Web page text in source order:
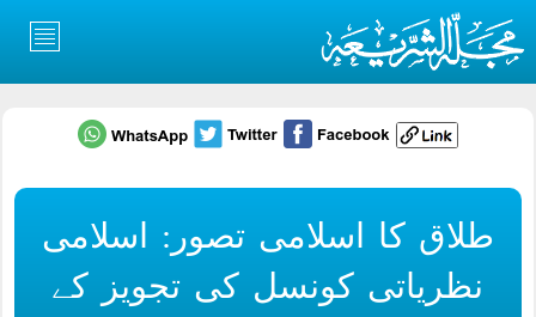
طلاق کا اسلامی تصور: اسلامی
نظریاتی کونسل کی تجویز کے